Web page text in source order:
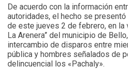
De acuerdo con la información
autoridades, el hecho se
de este jueves 2 de febrero, en la
La Arenera” del municipio de
intercambio de disparos entre
pública y hombres señalados de
delincuencial los «Pachaly».